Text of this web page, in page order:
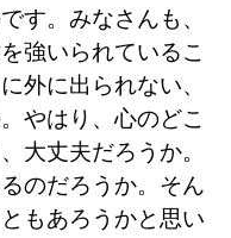
す。みなさんも、
強いられているこ
外に出られない、
やはり、心のどこ
大丈夫だろうか。
のだろうか。そん
もあろうかと思い